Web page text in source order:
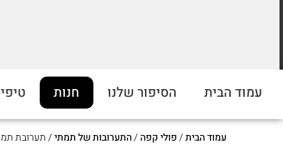
ברכישה מעל 5 קילו. כנסו לראות!
עמוד הבית הסיפור שלנו חנות
עמוד הבית/פולי קפה /התערובות של תמתי/ תערובת